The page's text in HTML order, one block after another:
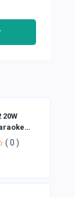
20W
( 0 )